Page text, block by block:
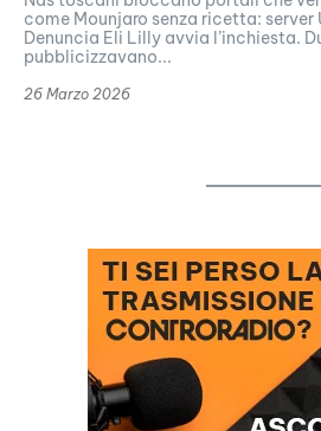
come Mounjaro senza ricetta:
Denuncia Eli Lilly avvia l’inchiesta.
pubblicizzavano...
26 Marzo 2026